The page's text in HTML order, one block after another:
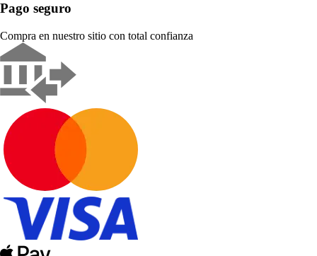
Pago seguro
Compra en nuestro sitio con total confianza